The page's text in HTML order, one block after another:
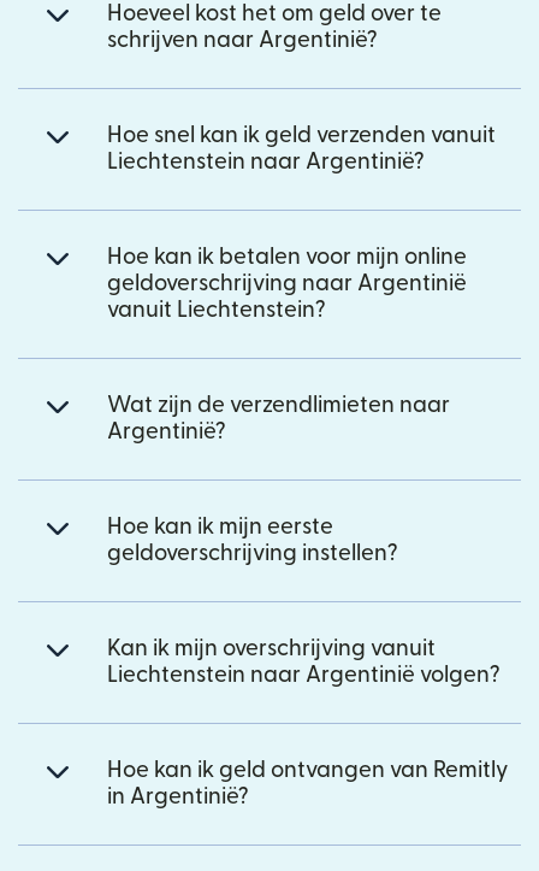
Hoeveel kost het om geld over te
schrijven naar Argentinië?
Hoe snel kan ik geld verzenden vanuit
Liechtenstein naar Argentinië?
Hoe kan ik betalen voor mijn online
geldoverschrijving naar Argentinië
vanuit Liechtenstein?
Wat zijn de verzendlimieten naar
Argentinië?
Hoe kan ik mijn eerste
geldoverschrijving instellen?
Kan ik mijn overschrijving vanuit
Liechtenstein naar Argentinië volgen?
Hoe kan ik geld ontvangen van Remitly
in Argentinië?